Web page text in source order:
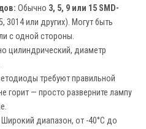
Обычно 3, 5, 9 или 15 SMD-
3014 или других). Могут быть
с одной стороны.
цилиндрический, диаметр
требуют правильной
горит — просто разверните лампу
Широкий диапазон, от -40°C до